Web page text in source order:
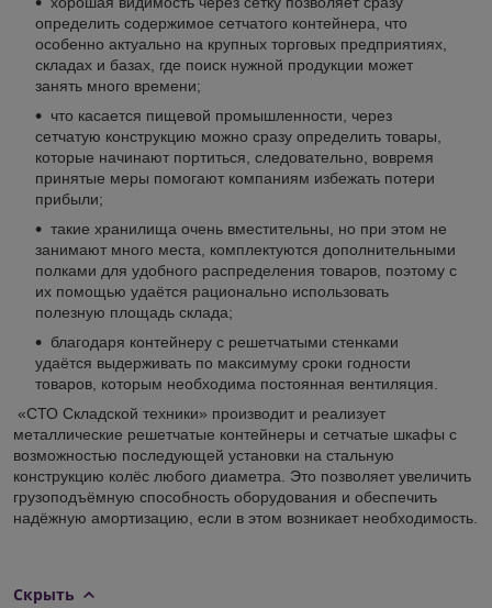
определить содержимое сетчатого контейнера, что
особенно актуально на крупных торговых предприятиях,
складах и базах, где поиск нужной продукции может
занять много времени;
что касается пищевой промышленности, через
сетчатую конструкцию можно сразу определить товары,
которые начинают портиться, следовательно, вовремя
принятые меры помогают компаниям избежать потери
прибыли;
такие хранилища очень вместительны, но при этом не
занимают много места, комплектуются дополнительными
полками для удобного распределения товаров, поэтому с
их помощью удаётся рационально использовать
полезную площадь склада;
благодаря контейнеру с решетчатыми стенками
удаётся выдерживать по максимуму сроки годности
товаров, которым необходима постоянная вентиляция.
«СТО Складской техники» производит и реализует
металлические решетчатые контейнеры и сетчатые шкафы с
возможностью последующей установки на стальную
конструкцию колёс любого диаметра. Это позволяет увеличить
грузоподъёмную способность оборудования и обеспечить
надёжную амортизацию, если в этом возникает необходимость.
Скрыть